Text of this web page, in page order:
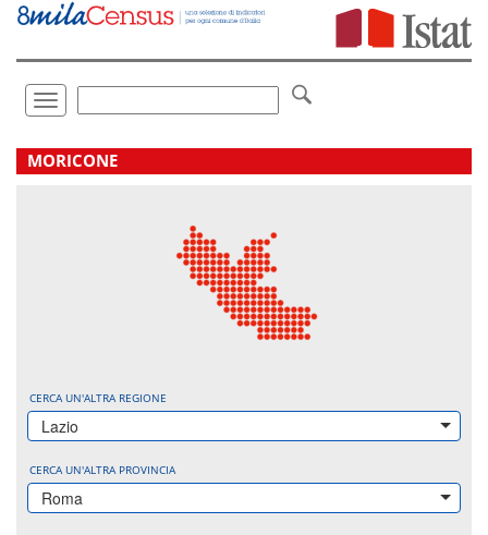
Vai
direttamente
Toggle
navigation
.
MORICONE
CERCA UN'ALTRA REGIONE
Lazio
CERCA UN'ALTRA PROVINCIA
Roma